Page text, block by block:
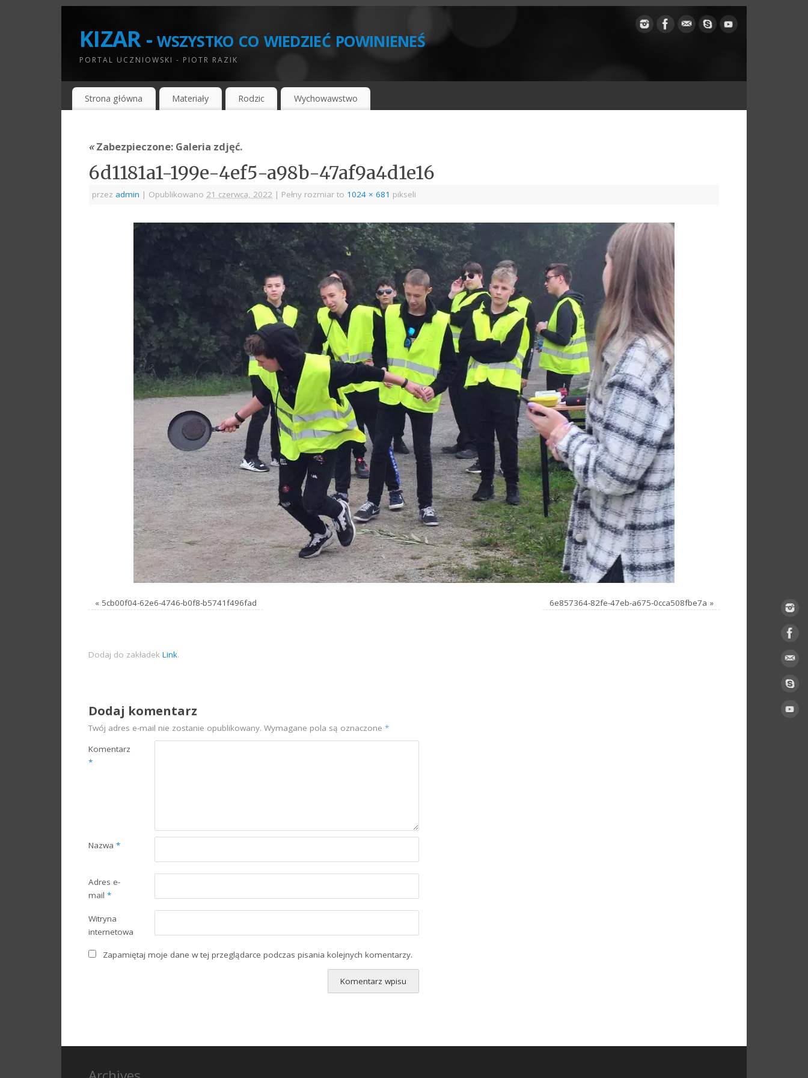
KIZAR - wszystko co wiedzieć powinieneś
PORTAL UCZNIOWSKI - PIOTR RAZIK
Strona główna Materiały Rodzic Wychowawstwo
«Zabezpieczone: Galeria zdjęć.
6d1181a1-199e-4ef5-a98b-47af9a4d1e16
przez admin | Opublikowano 21 czerwca, 2022 | Pełny rozmiar to 1024 × 681 pikseli
« 5cb00f04-62e6-4746-b0f8-b5741f496fad 6e857364-82fe-47eb-a675-0cca508fbe7a »
Dodaj do zakładek Link.
Dodaj komentarz
Twój adres e-mail nie zostanie opublikowany. Wymagane pola są oznaczone *
Komentarz
*
Nazwa *
Adres e-
mail *
Witryna
internetowa
Zapamiętaj moje dane w tej przeglądarce podczas pisania kolejnych komentarzy.